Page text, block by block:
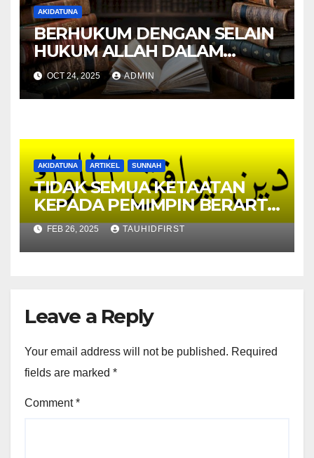
AKIDATUNA
BERHUKUM DENGAN SELAIN
HUKUM ALLAH DALAM
PANDANGAN ULAMA
DAKWAH NAJED
OCT 24, 2025 ADMIN
AKIDATUNA ARTIKEL SUNNAH
TIDAK SEMUA KETAATAN
KEPADA PEMIMPIN BERARTI
IRJA’ II MENDUDUKKAN
ATSAR NADHR BIN SYUMAIL
YANG DIANDAKLAH KAUM
FEB 26, 2025 TAUHIDFIRST
Leave a Reply
Your email address will not be published. Required
fields are marked *
Comment*